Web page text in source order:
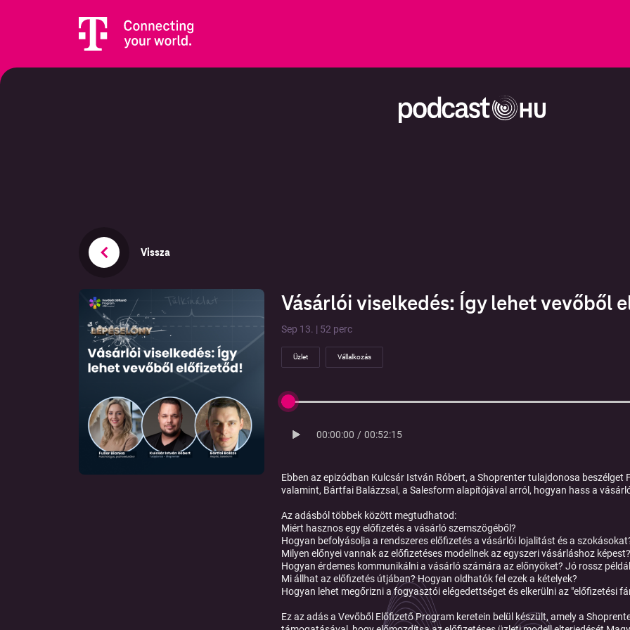
Vissza
Vásárlói viselkedés: Így lehet vevőből
Sep 13. | 52 perc
Üzlet Vállalkozás
00:00:00 / 00:52:15
Ebben az epizódban Kulcsár István Róbert, a Shoprenter tulajdonosa beszélget
valamint, Bártfai Balázzsal, a Salesform alapítójával arról, hogyan hass a
Az adásból többek között megtudhatod:
Miért hasznos egy előfizetés a vásárló szemszögéből?
Hogyan befolyásolja a rendszeres előfizetés a vásárlói lojalitást és a
Milyen előnyei vannak az előfizetéses modellnek az egyszeri vásárláshoz képest?
Hogyan érdemes kommunikálni a vásárló számára az előnyöket? Jó rossz
Mi állhat az előfizetés útjában? Hogyan oldhatók fel ezek a kételyek?
Hogyan lehet megőrizni a fogyasztói elégedettséget és elkerülni az "előfizetési
Ez az adás a Vevőből Előfizető Program keretein belül készült, amely a